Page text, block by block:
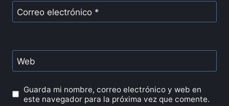
Correo electrónico *
Web
Guarda mi nombre, correo electrónico y web en
este navegador para la próxima vez que comente.